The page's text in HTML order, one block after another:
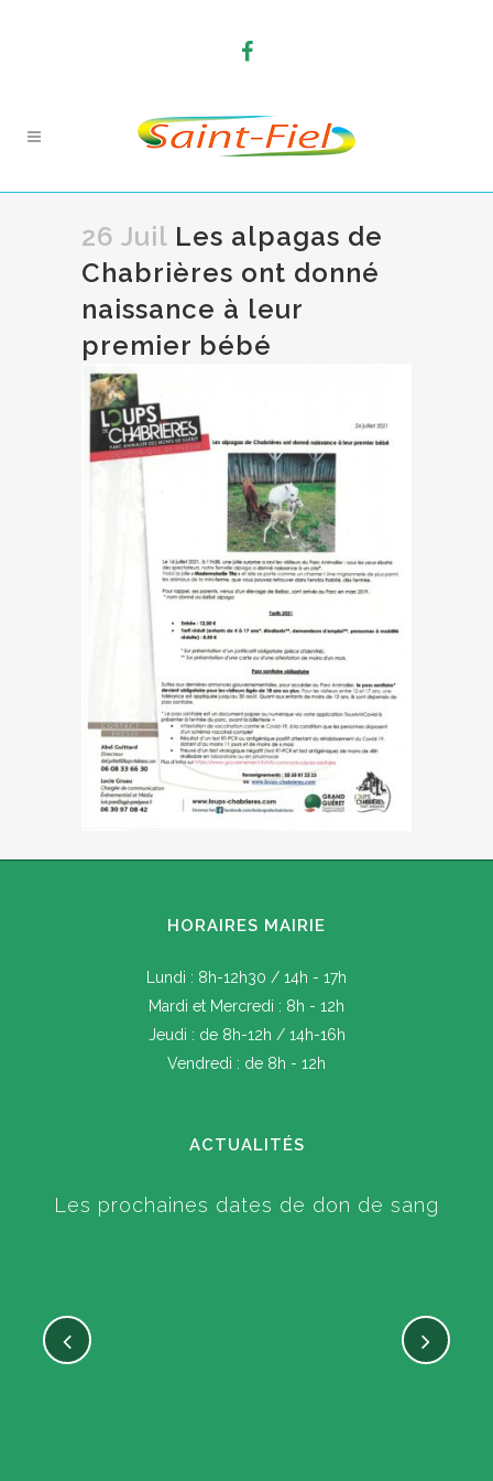
26 Juil Les alpagas de
Chabrières ont donné
naissance à leur
premier bébé
HORAIRES MAIRIE
Lundi : 8h-12h30 / 14h - 17h
Mardi et Mercredi : 8h - 12h
Jeudi : de 8h-12h / 14h-16h
Vendredi : de 8h - 12h
ACTUALITÉS
Les prochaines dates de don de sang